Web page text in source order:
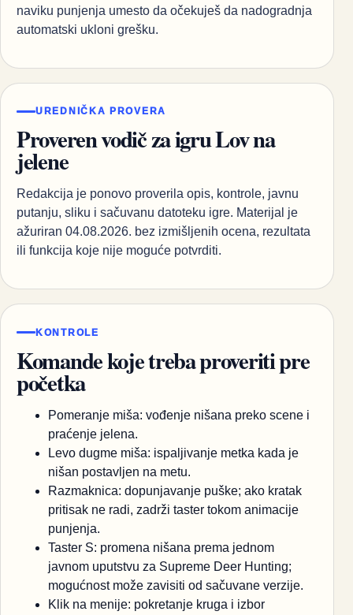
naviku punjenja umesto da očekuješ da nadogradnja
automatski ukloni grešku.
UREDNIČKA PROVERA
Proveren vodič za igru Lov na
jelene
Redakcija je ponovo proverila opis, kontrole, javnu
putanju, sliku i sačuvanu datoteku igre. Materijal je
ažuriran 04.08.2026. bez izmišljenih ocena, rezultata
ili funkcija koje nije moguće potvrditi.
KONTROLE
Komande koje treba proveriti pre
početka
Pomeranje miša: vođenje nišana preko scene i
praćenje jelena.
Levo dugme miša: ispaljivanje metka kada je
nišan postavljen na metu.
Razmaknica: dopunjavanje puške; ako kratak
pritisak ne radi, zadrži taster tokom animacije
punjenja.
Taster S: promena nišana prema jednom
javnom uputstvu za Supreme Deer Hunting;
mogućnost može zavisiti od sačuvane verzije.
Klik na menije: pokretanje kruga i izbor